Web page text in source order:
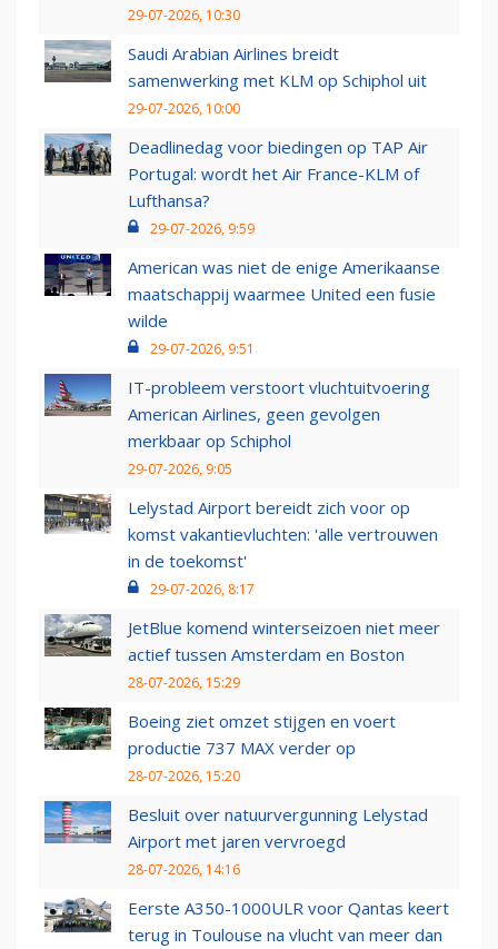
29-07-2026, 10:30
Saudi Arabian Airlines breidt
samenwerking met KLM op Schiphol uit
29-07-2026, 10:00
Deadlinedag voor biedingen op TAP Air
Portugal: wordt het Air France-KLM of
Lufthansa?
29-07-2026, 9:59
American was niet de enige Amerikaanse
maatschappij waarmee United een fusie
wilde
29-07-2026, 9:51
IT-probleem verstoort vluchtuitvoering
American Airlines, geen gevolgen
merkbaar op Schiphol
29-07-2026, 9:05
Lelystad Airport bereidt zich voor op
komst vakantievluchten: 'alle vertrouwen
in de toekomst'
29-07-2026, 8:17
JetBlue komend winterseizoen niet meer
actief tussen Amsterdam en Boston
28-07-2026, 15:29
Boeing ziet omzet stijgen en voert
productie 737 MAX verder op
28-07-2026, 15:20
Besluit over natuurvergunning Lelystad
Airport met jaren vervroegd
28-07-2026, 14:16
Eerste A350-1000ULR voor Qantas keert
terug in Toulouse na vlucht van meer dan